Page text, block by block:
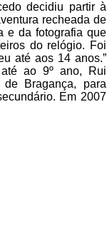
decidiu partir à
recheada de
e da fotografia que
do relógio. Foi
até aos 14 anos.”
ao 9º ano, Rui
Bragança, para
Em 2007